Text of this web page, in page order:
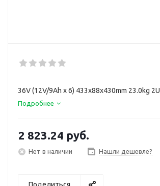
36V (12V/9Ah х 6) 433x88x430mm 23.0kg 2U
Подробнее
2 823.24 руб.
Нет в наличии Нашли дешевле?